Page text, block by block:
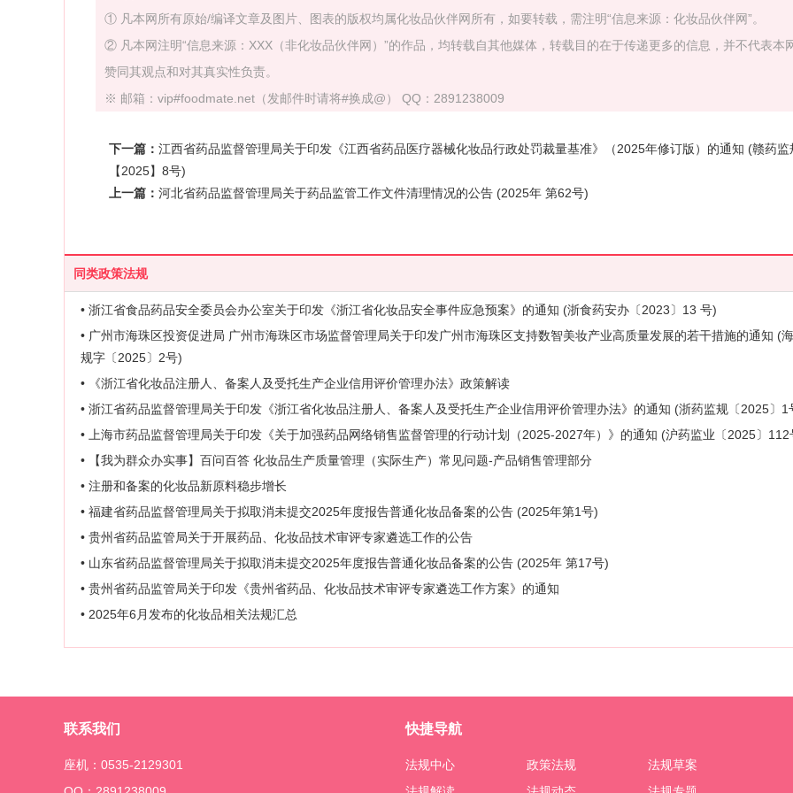
① 凡本网所有原始/编译文章及图片、图表的版权均属化妆品伙伴网所有，如要转载，需注明“信息来源：化妆品伙伴网”。
② 凡本网注明“信息来源：XXX（非化妆品伙伴网）”的作品，均转载自其他媒体，转载目的在于传递更多的信息，并不代表本
赞同其观点和对其真实性负责。
※ 邮箱：vip#foodmate.net（发邮件时请将#换成@） QQ：2891238009
下一篇： 江西省药品监督管理局关于印发《江西省药品医疗器械化妆品行政处罚裁量基准》（2025年修订版）的通知 (赣药监
【2025】8号)
上一篇： 河北省药品监督管理局关于药品监管工作文件清理情况的公告 (2025年 第62号)
同类政策法规
• 浙江省食品药品安全委员会办公室关于印发《浙江省化妆品安全事件应急预案》的通知 (浙食药安办〔2023〕13 号)
• 广州市海珠区投资促进局 广州市海珠区市场监督管理局关于印发广州市海珠区支持数智美妆产业高质量发展的若干措施的通知 (
规字〔2025〕2号)
• 《浙江省化妆品注册人、备案人及受托生产企业信用评价管理办法》政策解读
• 浙江省药品监督管理局关于印发《浙江省化妆品注册人、备案人及受托生产企业信用评价管理办法》的通知 (浙药监规〔2025〕1
• 上海市药品监督管理局关于印发《关于加强药品网络销售监督管理的行动计划（2025-2027年）》的通知 (沪药监业〔2025〕112
• 【我为群众办实事】百问百答 化妆品生产质量管理（实际生产）常见问题-产品销售管理部分
• 注册和备案的化妆品新原料稳步增长
• 福建省药品监督管理局关于拟取消未提交2025年度报告普通化妆品备案的公告 (2025年第1号)
• 贵州省药品监管局关于开展药品、化妆品技术审评专家遴选工作的公告
• 山东省药品监督管理局关于拟取消未提交2025年度报告普通化妆品备案的公告 (2025年 第17号)
• 贵州省药品监管局关于印发《贵州省药品、化妆品技术审评专家遴选工作方案》的通知
• 2025年6月发布的化妆品相关法规汇总
联系我们
座机：0535-2129301
快捷导航
法规中心 政策法规
法规草案